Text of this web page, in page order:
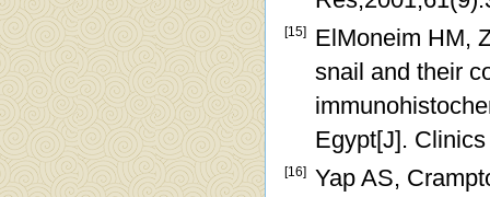
[15]
ElMoneim HM,
snail and their
Egypt[J].
[16]
Yap AS,